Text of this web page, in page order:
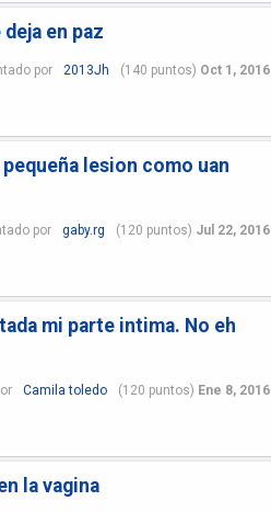
en paz
por 2013Jh (140 puntos) Oct 1, 2016
lesion como uan
por gaby.rg (120 puntos) Jul 22, 2016
mi parte intima. No eh
Camila toledo (120 puntos) Ene 8, 2016
la vagina